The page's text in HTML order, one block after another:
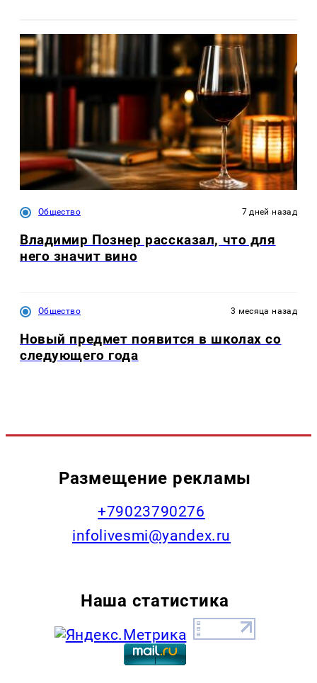
Общество 7 дней назад
Владимир Познер рассказал, что для
него значит вино
Общество 3 месяца назад
Новый предмет появится в школах со
следующего года
Размещение рекламы
+79023790276
infolivesmi@yandex.ru
Наша статистика